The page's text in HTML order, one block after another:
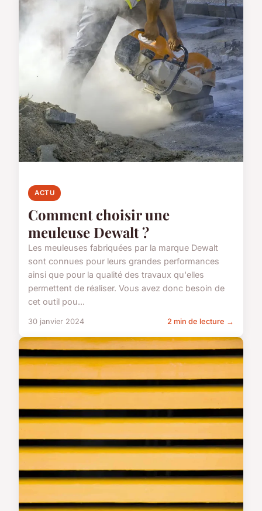
ACTU
Comment choisir une
meuleuse Dewalt ?
Les meuleuses fabriquées par la marque Dewalt
sont connues pour leurs grandes performances
ainsi que pour la qualité des travaux qu'elles
permettent de réaliser. Vous avez donc besoin de
cet outil pou...
30 janvier 2024 2 min de lecture →